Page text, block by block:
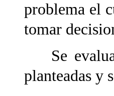
problema el
tomar
Se
planteadas y